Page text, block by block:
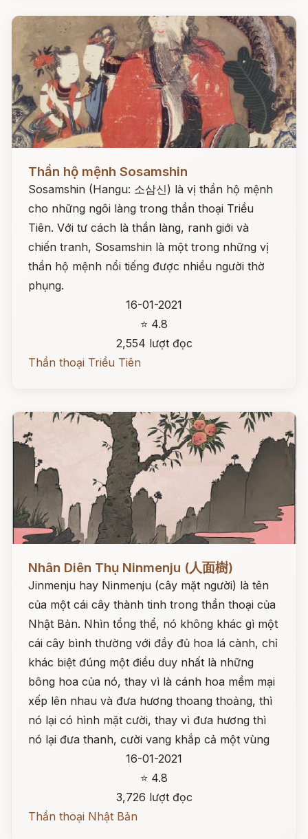
Đọc ngay
Thần hộ mệnh Sosamshin
Sosamshin (Hangu: 소삼신) là vị thần hộ mệnh
cho những ngôi làng trong thần thoại Triều
Tiên. Với tư cách là thần làng, ranh giới và
chiến tranh, Sosamshin là một trong những vị
thần hộ mệnh nổi tiếng được nhiều người thờ
phụng.
16-01-2021
⭐ 4.8
2,554 lượt đọc
Thần thoại Triều Tiên
Nhân Diên Thụ Ninmenju (人面樹)
Jinmenju hay Ninmenju (cây mặt người) là tên
của một cái cây thành tinh trong thần thoại của
Nhật Bản. Nhìn tổng thể, nó không khác gì một
cái cây bình thường với đầy đủ hoa lá cành, chỉ
khác biệt đúng một điều duy nhất là những
bông hoa của nó, thay vì là cánh hoa mềm mại
xếp lên nhau và đưa hương thoang thoảng, thì
nó lại có hình mặt cười, thay vì đưa hương thì
nó lại đưa thanh, cười vang khắp cả một vùng
16-01-2021
⭐ 4.8
3,726 lượt đọc
Thần thoại Nhật Bản